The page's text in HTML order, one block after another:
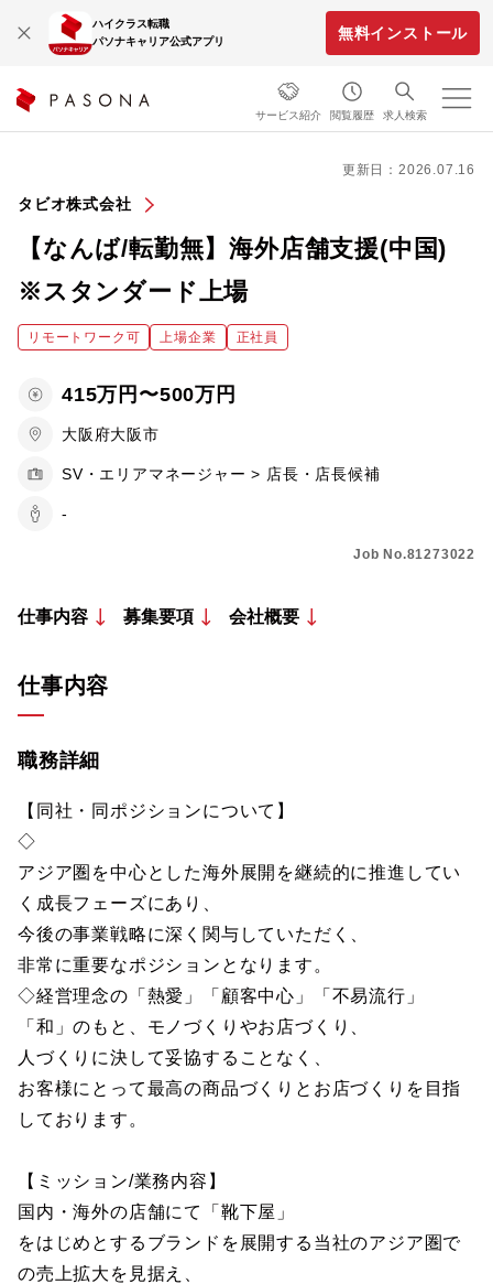
ハイクラス転職
パソナキャリア公式アプリ
無料インストール
サービス紹介 閲覧履歴 求人検索
更新日：2026.07.16
タビオ株式会社
【なんば/転勤無】海外店舗支援(中国)
※スタンダード上場
リモートワーク可 上場企業 正社員
415万円〜500万円
大阪府大阪市
SV・エリアマネージャー > 店長・店長候補
-
Job No.81273022
仕事内容 募集要項 会社概要
仕事内容
職務詳細
【同社・同ポジションについて】
◇
アジア圏を中心とした海外展開を継続的に推進してい
く成長フェーズにあり、
今後の事業戦略に深く関与していただく、
非常に重要なポジションとなります。
◇経営理念の「熱愛」「顧客中心」「不易流行」
「和」のもと、モノづくりやお店づくり、
人づくりに決して妥協することなく、
お客様にとって最高の商品づくりとお店づくりを目指
しております。
【ミッション/業務内容】
国内・海外の店舗にて「靴下屋」
をはじめとするブランドを展開する当社のアジア圏で
の売上拡大を見据え、